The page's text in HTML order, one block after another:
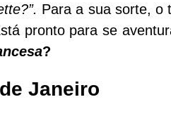
Para a sua sorte, o
pronto para se
?
Janeiro